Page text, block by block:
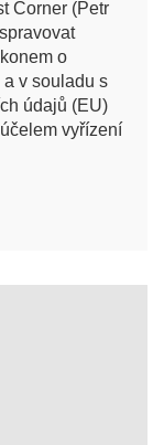
Corner (Petr
o
v souladu s
údajů (EU)
vyřízení